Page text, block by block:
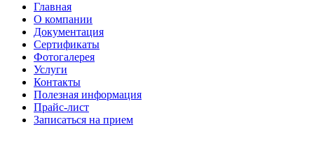
Главная
О компании
Документация
Сертификаты
Фотогалерея
Услуги
Контакты
Полезная информация
Прайс-лист
Записаться на прием